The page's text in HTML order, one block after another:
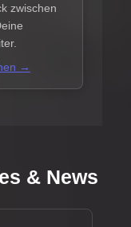
zwischen
→
& News